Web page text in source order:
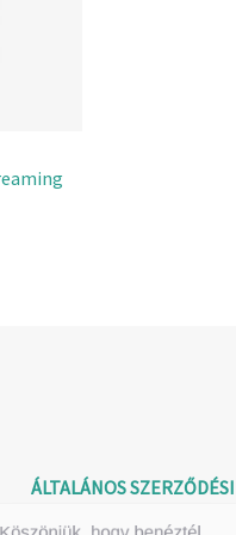
ÁLTALÁNOS